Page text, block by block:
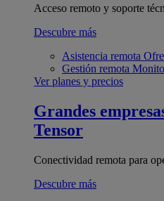
Acceso remoto y soporte
Descubre más
Asistencia remota
Gestión remota
Ver planes y precios
Grandes
Tensor
Conectividad remota para
Descubre más